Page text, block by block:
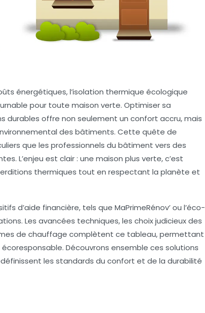
énergétiques, l’isolation thermique écologique
pour toute maison verte. Optimiser sa
durables offre non seulement un confort accru, mais
des bâtiments. Cette quête de
que les professionnels du bâtiment vers des
L’enjeu est clair : une maison plus verte, c’est
thermiques tout en respectant la planète et
d’aide financière, tels que MaPrimeRénov’ ou l’éco-
Les avancées techniques, les choix judicieux des
de chauffage complètent ce tableau, permettant
Découvrons ensemble ces solutions
les standards du confort et de la durabilité